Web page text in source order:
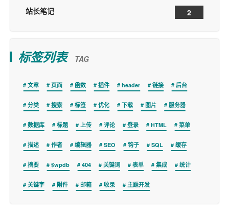
站长笔记 2
标签列表 TAG
文章 页面 函数 插件 header 链接 后台
分类 搜索 标签 优化 下载 图片 服务器
数据库 标题 上传 评论 登录 HTML 菜单
描述 作者 编辑器 SEO 钩子 SQL 缓存
摘要 $wpdb 404 关键词 表单 集成 统计
关键字 附件 邮箱 收录 主题开发